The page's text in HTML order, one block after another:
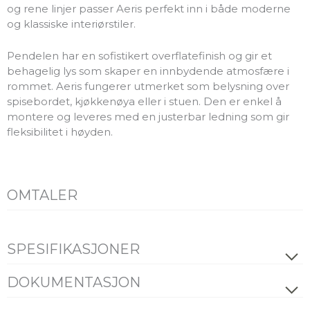
og rene linjer passer Aeris perfekt inn i både moderne
og klassiske interiørstiler.
Pendelen har en sofistikert overflatefinish og gir et
behagelig lys som skaper en innbydende atmosfære i
rommet. Aeris fungerer utmerket som belysning over
spisebordet, kjøkkenøya eller i stuen. Den er enkel å
montere og leveres med en justerbar ledning som gir
fleksibilitet i høyden.
OMTALER
SPESIFIKASJONER
ELEKTRISK DATA
DOKUMENTASJON